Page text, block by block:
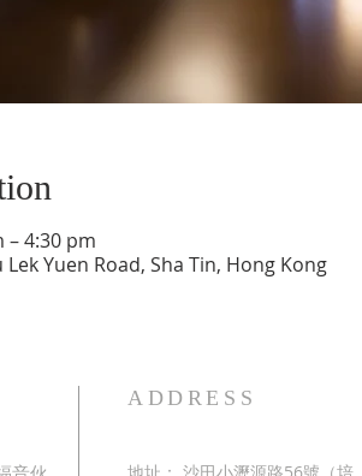
– 4:30 pm
Lek Yuen Road, Sha Tin, Hong Kong
ADDRESS